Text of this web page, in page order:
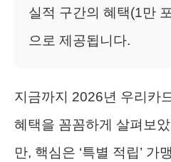
실적 구간의 혜택(1만
으로 제공됩니다.
지금까지 2026년 우리카
혜택을 꼼꼼하게 살펴보
만, 핵심은 ‘특별 적립’ 가